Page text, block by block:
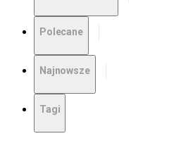
Polecane
Najnowsze
Tagi